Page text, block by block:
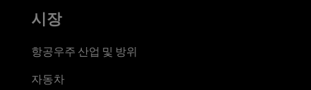
시장
항공우주 산업 및 방위
자동차